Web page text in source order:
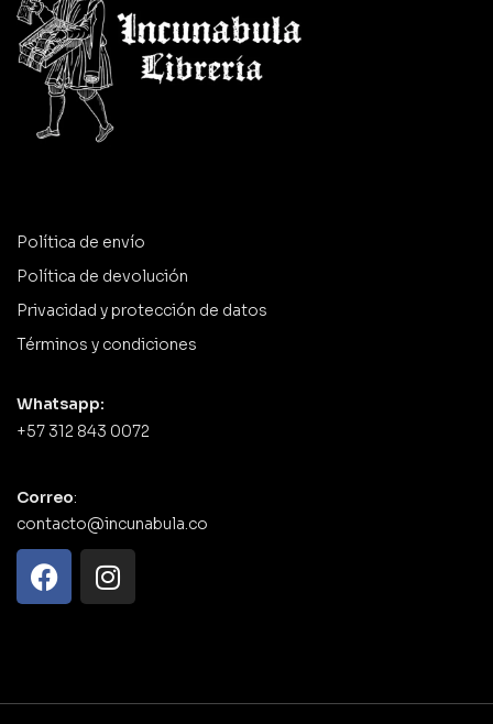
Política de envío
Política de devolución
Privacidad y protección de datos
Términos y condiciones
Whatsapp:
+57 312 843 0072
Correo:
contacto@incunabula.co